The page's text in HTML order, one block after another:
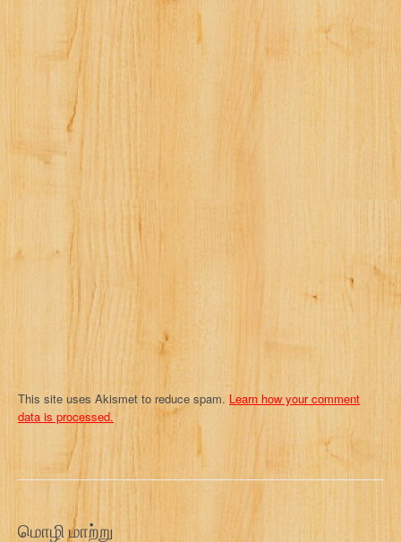
This site uses Akismet to reduce spam. Learn how your comment
data is processed.
மொழி மாற்று